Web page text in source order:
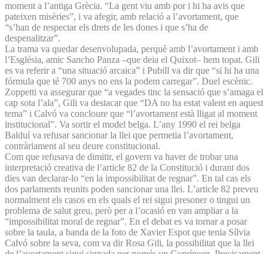
moment a l’antiga Grècia. “La gent viu amb por i hi ha avis que
pateixen misèries”, i va afegir, amb relació a l’avortament, que
“s’han de respectar els drets de les dones i que s’ha de
despenalitzar”.
La trama va quedar desenvolupada, perquè amb l’avortament i amb
l’Església, amic Sancho Panza –que deia el Quixot– hem topat. Gili
es va referir a “una situació arcaica” i Pubill va dir que “si hi ha una
fórmula que té 700 anys no ens la podem carregar”. Duel escènic.
Zoppetti va assegurar que “a vegades tinc la sensació que s’amaga el
cap sota l’ala”, Gili va destacar que “DA no ha estat valent en aquest
tema” i Calvó va concloure que “l’avortament està lligat al moment
institucional”. Va sortir el model belga. L’any 1990 el rei belga
Balduí va refusar sancionar la llei que permetia l’avortament,
contràriament al seu deure constitucional.
Com que refusava de dimitir, el govern va haver de trobar una
interpretació creativa de l’article 82 de la Constitució i durant dos
dies van declarar-lo “en la impossibilitat de regnar”. En tal cas els
dos parlaments reunits poden sancionar una llei. L’article 82 preveu
normalment els casos en els quals el rei sigui presoner o tingui un
problema de salut greu, però per a l’ocasió en van ampliar a la
“impossibilitat moral de regnar”. En el debat es va tornar a posar
sobre la taula, a banda de la foto de Xavier Espot que tenia Sílvia
Calvó sobre la seva, com va dir Rosa Gili, la possibilitat que la llei